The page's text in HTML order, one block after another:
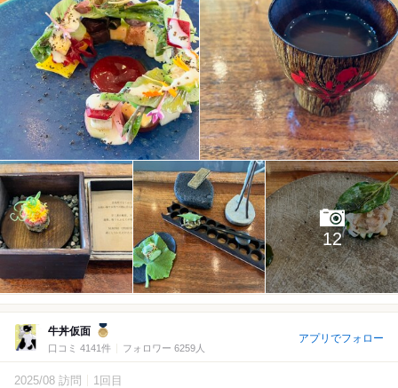
12
牛丼仮面
口コミ 4141件 フォロワー 6259人
アプリでフォロー
2025/08 訪問 1回目